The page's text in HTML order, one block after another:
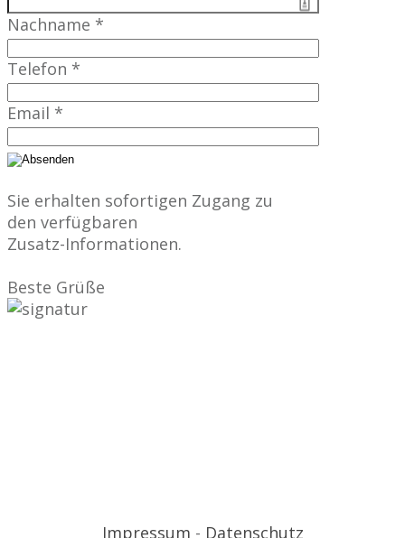
Nachname *
Telefon *
Email *
Sie erhalten sofortigen Zugang zu
den verfügbaren
Zusatz-Informationen.
Beste Grüße
Impressum - Datenschutz